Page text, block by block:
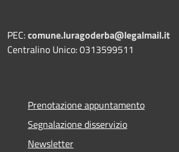
PEC:comune.luragoderba@legalmail.it
Centralino Unico: 0313599511
Prenotazione appuntamento
Segnalazione disservizio
Newsletter